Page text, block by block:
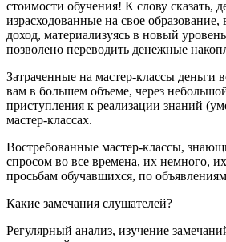
стоимости обучения! К слову сказать,
израсходованные на свое образование,
доход, материализуясь в новый
позволено переводить денежные
Затраченные на мастер-классы деньги
вам в большем объеме, через
приступления к реализации знаний
мастер-классах.
Востребованные мастер-классы,
спросом во все времена, их немного,
просьбам обучавшихся, по
Какие замечания слушателей?
Регулярный анализ, изучение